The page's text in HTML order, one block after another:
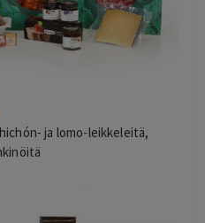
ja lomo-leikkeleitä,